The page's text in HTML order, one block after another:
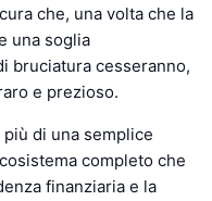
che, una volta che la
una soglia
bruciatura cesseranno,
e prezioso.
di una semplice
completo che
finanziaria e la